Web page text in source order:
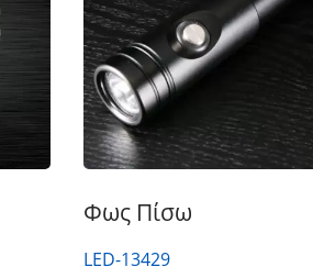
Φως Πίσω
LED-13429